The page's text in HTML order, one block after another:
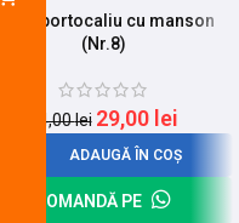
Mops portocaliu cu manson
(Nr.8)
34,00lei 29,00 lei
ADAUGĂ ÎN COȘ
COMANDĂ PE